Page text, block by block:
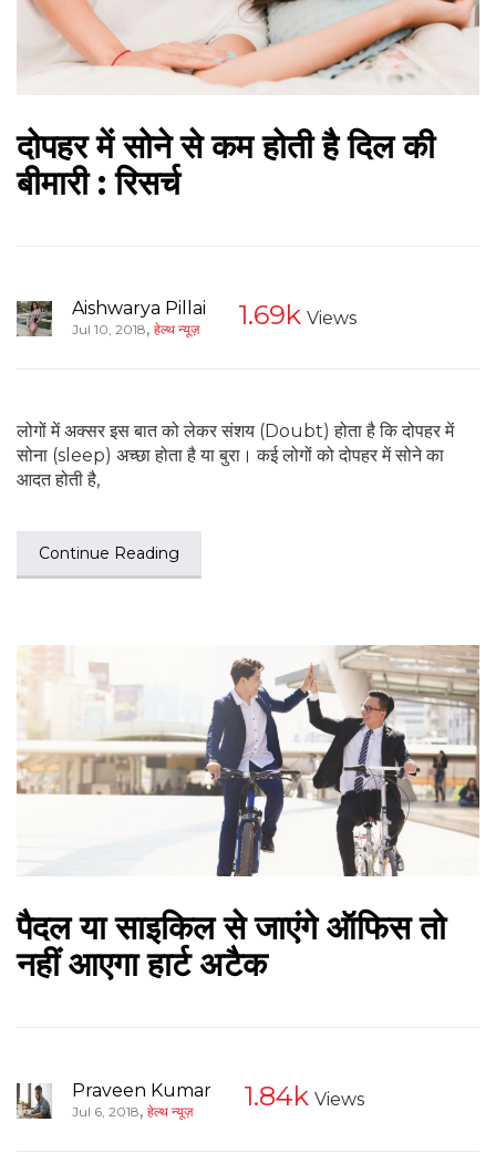
दोपहर में सोने से कम होती है दिल की
बीमारी : रिसर्च
Aishwarya Pillai
Jul 10, 2018, हेल्थ न्यूज़ 1.69k Views
लोगों में अक्सर इस बात को लेकर संशय (Doubt) होता है कि दोपहर में
सोना (sleep) अच्छा होता है या बुरा। कई लोगों को दोपहर में सोने का
आदत होती है,
Continue Reading
पैदल या साइकिल से जाएंगे ऑफिस तो
नहीं आएगा हार्ट अटैक
Praveen Kumar
Jul 6, 2018, हेल्थ न्यूज़ 1.84k Views